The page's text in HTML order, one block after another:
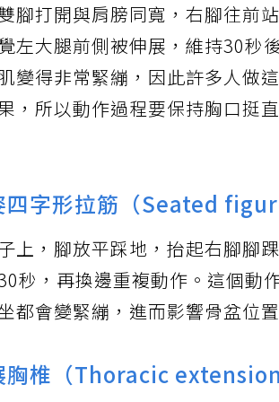
腳打開與肩膀同寬，右腳往前
左大腿前側被伸展，維持30秒
變得非常緊繃，因此許多人做
，所以動作過程要保持胸口挺
四字形拉筋（Seated
上，腳放平踩地，抬起右腳腳
秒，再換邊重複動作。這個動
都會變緊繃，進而影響骨盆位
椎（Thoracic extension